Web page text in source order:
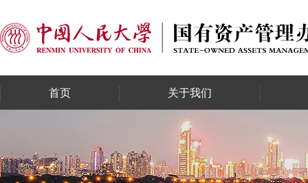
首页 关于我们